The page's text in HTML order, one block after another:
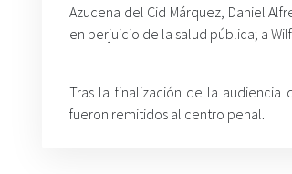
Azucena del Cid Márquez, Daniel
en perjuicio de la salud pública; a
Tras la finalización de la
fueron remitidos al centro penal.